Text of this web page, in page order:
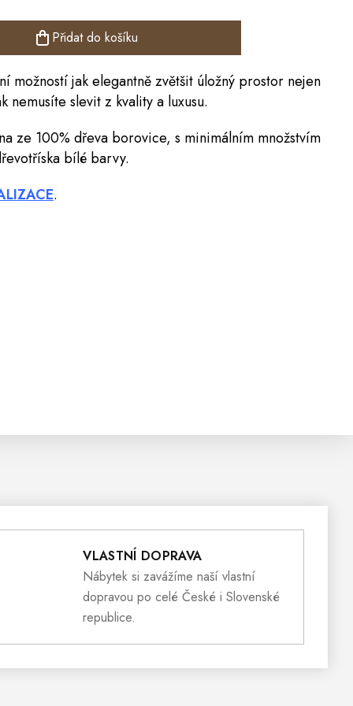
Přidat do košíku
možností jak elegantně zvětšit úložný prostor nejen
nemusíte slevit z kvality a luxusu.
ze 100% dřeva borovice, s minimálním množstvím
bílé barvy.
.
VLASTNÍ DOPRAVA
Nábytek si zavážíme naší vlastní
dopravou po celé České i Slovenské
republice.